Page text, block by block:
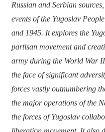
Russian and Serbian
events of the Yugoslav
and 1945. It explores the
partisan movement and
army during the World War
the face of significant
forces vastly outnumbering
the major operations of the
the forces of Yugoslav